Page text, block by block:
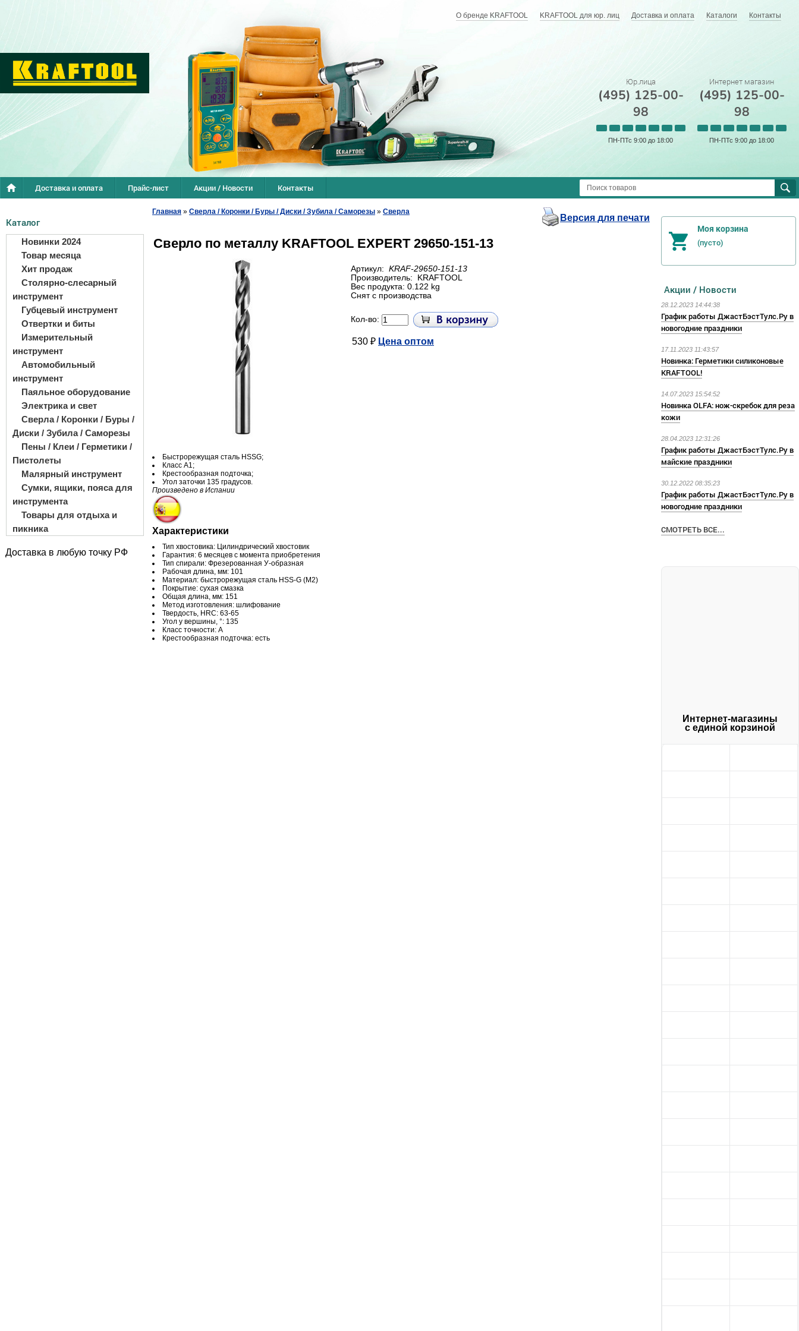
О бренде KRAFTOOL KRAFTOOL для юр. лиц Доставка и оплата Каталоги Контакты
Юр.лица
(495) 125-00-
98
ПН-ПТс 9:00 до 18:00
Интернет магазин
(495) 125-00-
98
ПН-ПТс 9:00 до 18:00
Доставка и оплата Прайс-лист Акции / Новости Контакты
Каталог
Новинки 2024
Товар месяца
Хит продаж
Столярно-слесарный
инструмент
Губцевый инструмент
Отвертки и биты
Измерительный
инструмент
Автомобильный
инструмент
Паяльное оборудование
Электрика и свет
Сверла / Коронки / Буры /
Диски / Зубила / Саморезы
Пены / Клеи / Герметики /
Пистолеты
Малярный инструмент
Сумки, ящики, пояса для
инструмента
Товары для отдыха и
пикника
Доставка в любую точку РФ
Главная » Сверла / Коронки / Буры / Диски / Зубила / Саморезы » Сверла
Версия для печати
Сверло по металлу KRAFTOOL EXPERT 29650-151-13
Артикул: KRAF-29650-151-13
Производитель:
KRAFTOOL
Вес продукта: 0.122 kg
Снят с производства
Кол-во:
530 ₽ Цена оптом
Быстрорежущая сталь HSSG;
Класс А1;
Крестообразная подточка;
Угол заточки 135 градусов.
Произведено в Испании
Характеристики
Тип хвостовика: Цилиндрический хвостовик
Гарантия: 6 месяцев с момента приобретения
Тип спирали: Фрезерованная У-образная
Рабочая длина, мм: 101
Материал: быстрорежущая сталь HSS-G (М2)
Покрытие: сухая смазка
Общая длина, мм: 151
Метод изготовления: шлифование
Твердость, HRC: 63-65
Угол у вершины, °: 135
Класс точности: А
Крестообразная подточка: есть
Моя корзина
(пусто)
Акции / Новости
28.12.2023 14:44:38
График работы ДжастБэстТулс.Ру в
новогодние праздники
17.11.2023 11:43:57
Новинка: Герметики силиконовые
KRAFTOOL!
14.07.2023 15:54:52
Новинка OLFA: нож-скребок для реза
кожи
28.04.2023 12:31:26
График работы ДжастБэстТулс.Ру в
майские праздники
30.12.2022 08:35:23
График работы ДжастБэстТулс.Ру в
новогодние праздники
СМОТРЕТЬ ВСЕ...
Интернет-магазины
с единой корзиной